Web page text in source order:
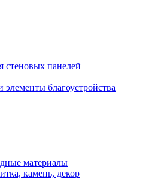
стеновых панелей
элементы благоустройства
материалы
камень, декор